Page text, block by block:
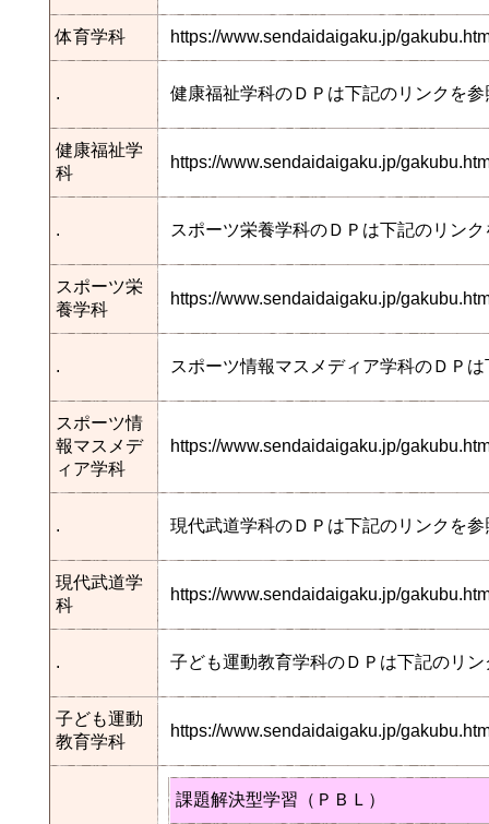
体育学科 https://www.sendaidaigaku.jp/
. 健康福祉学科のＤＰは下記のリンクを
健康福祉学
科
https://www.sendaidaigaku.jp/
. スポーツ栄養学科のＤＰは下記のリン
スポーツ栄
養学科
https://www.sendaidaigaku.jp/
. スポーツ情報マスメディア学科のＤＰ
スポーツ情
報マスメデ
ィア学科
https://www.sendaidaigaku.jp/
. 現代武道学科のＤＰは下記のリンクを
現代武道学
科
https://www.sendaidaigaku.jp/
. 子ども運動教育学科のＤＰは下記のリ
子ども運動
教育学科
https://www.sendaidaigaku.jp/
課題解決型学習（ＰＢＬ）